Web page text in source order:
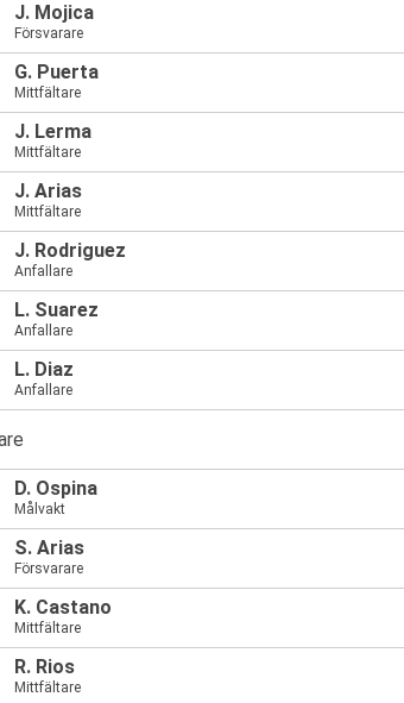
J. Mojica
Försvarare
G. Puerta
Mittfältare
J. Lerma
Mittfältare
J. Arias
Mittfältare
J. Rodriguez
Anfallare
L. Suarez
Anfallare
L. Diaz
Anfallare
D. Ospina
Målvakt
S. Arias
Försvarare
K. Castano
Mittfältare
R. Rios
Mittfältare